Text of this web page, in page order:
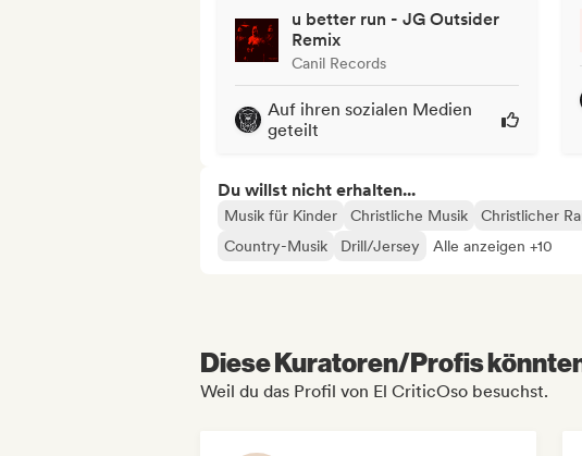
u better run - JG Outsider
Remix
Canil Records
Auf ihren sozialen Medien
geteilt
Du willst nicht erhalten...
Musik für Kinder Christliche Musik Christlicher
Country-Musik
Drill/Jersey Alle anzeigen +10
Diese Kuratoren/Profis
Weil du das Profil von El CriticOso besuchst.